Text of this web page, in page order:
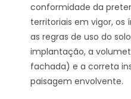
conformidade da
territoriais em vigor, os
as regras de uso do
implantação, a
fachada) e a correta
paisagem envolvente.